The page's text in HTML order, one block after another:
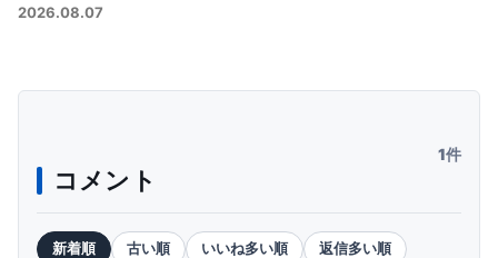
2026.08.07
コメント
1件
新着順 古い順 いいね多い順 返信多い順